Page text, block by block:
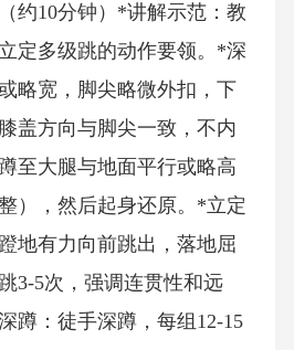
约10分钟）*讲解示范：教
定多级跳的动作要领。*深
略宽，脚尖略微外扣，下
盖方向与脚尖一致，不内
至大腿与地面平行或略高
），然后起身还原。*立定
地有力向前跳出，落地屈
3-5次，强调连贯性和远
蹲：徒手深蹲，每组12-15